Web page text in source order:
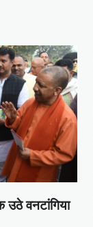
उठे वनटांगिया